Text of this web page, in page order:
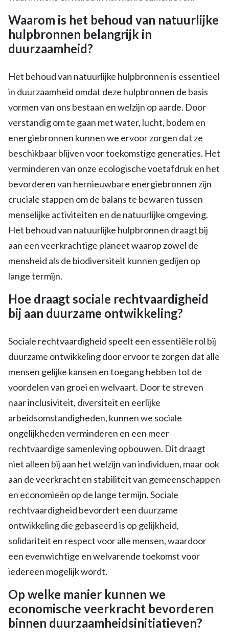
Waarom is het behoud van natuurlijke
hulpbronnen belangrijk in
duurzaamheid?
Het behoud van natuurlijke hulpbronnen is essentieel
in duurzaamheid omdat deze hulpbronnen de basis
vormen van ons bestaan en welzijn op aarde. Door
verstandig om te gaan met water, lucht, bodem en
energiebronnen kunnen we ervoor zorgen dat ze
beschikbaar blijven voor toekomstige generaties. Het
verminderen van onze ecologische voetafdruk en het
bevorderen van hernieuwbare energiebronnen zijn
cruciale stappen om de balans te bewaren tussen
menselijke activiteiten en de natuurlijke omgeving.
Het behoud van natuurlijke hulpbronnen draagt bij
aan een veerkrachtige planeet waarop zowel de
mensheid als de biodiversiteit kunnen gedijen op
lange termijn.
Hoe draagt sociale rechtvaardigheid
bij aan duurzame ontwikkeling?
Sociale rechtvaardigheid speelt een essentiële rol bij
duurzame ontwikkeling door ervoor te zorgen dat alle
mensen gelijke kansen en toegang hebben tot de
voordelen van groei en welvaart. Door te streven
naar inclusiviteit, diversiteit en eerlijke
arbeidsomstandigheden, kunnen we sociale
ongelijkheden verminderen en een meer
rechtvaardige samenleving opbouwen. Dit draagt
niet alleen bij aan het welzijn van individuen, maar ook
aan de veerkracht en stabiliteit van gemeenschappen
en economieën op de lange termijn. Sociale
rechtvaardigheid bevordert een duurzame
ontwikkeling die gebaseerd is op gelijkheid,
solidariteit en respect voor alle mensen, waardoor
een evenwichtige en welvarende toekomst voor
iedereen mogelijk wordt.
Op welke manier kunnen we
economische veerkracht bevorderen
binnen duurzaamheidsinitiatieven?